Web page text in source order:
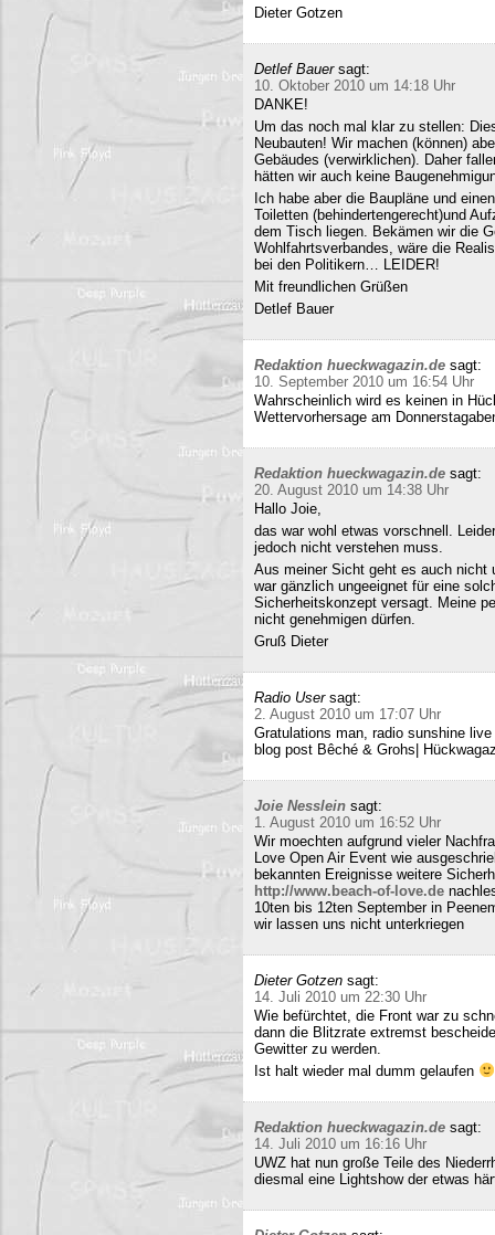
Dieter Gotzen
Detlef Bauer sagt:
10. Oktober 2010 um 14:18 Uhr
DANKE!
Um das noch mal klar zu stellen:
Neubauten! Wir machen (können)
Gebäudes (verwirklichen). Daher
hätten wir auch keine
Ich habe aber die Baupläne und
Toiletten (behindertengerecht)und
dem Tisch liegen. Bekämen wir die
Wohlfahrtsverbandes, wäre die
bei den Politikern… LEIDER!
Mit freundlichen Grüßen
Detlef Bauer
Redaktion hueckwagazin.de sagt:
10. September 2010 um 16:54 Uhr
Wahrscheinlich wird es keinen in
Wettervorhersage am
Redaktion hueckwagazin.de sagt:
20. August 2010 um 14:38 Uhr
Hallo Joie,
das war wohl etwas vorschnell.
jedoch nicht verstehen muss.
Aus meiner Sicht geht es auch nicht
war gänzlich ungeeignet für eine
Sicherheitskonzept versagt. Meine
nicht genehmigen dürfen.
Gruß Dieter
Radio User sagt:
2. August 2010 um 17:07 Uhr
Gratulations man, radio sunshine
blog post Bêché & Grohs|
Joie Nesslein sagt:
1. August 2010 um 16:52 Uhr
Wir moechten aufgrund vieler
Love Open Air Event wie
bekannten Ereignisse weitere
http://www.beach-of-love.de
10ten bis 12ten September in
wir lassen uns nicht unterkriegen
Dieter Gotzen sagt:
14. Juli 2010 um 22:30 Uhr
Wie befürchtet, die Front war zu
dann die Blitzrate extremst
Gewitter zu werden.
Ist halt wieder mal dumm gelaufen
Redaktion hueckwagazin.de sagt:
14. Juli 2010 um 16:16 Uhr
UWZ hat nun große Teile des
diesmal eine Lightshow der etwas